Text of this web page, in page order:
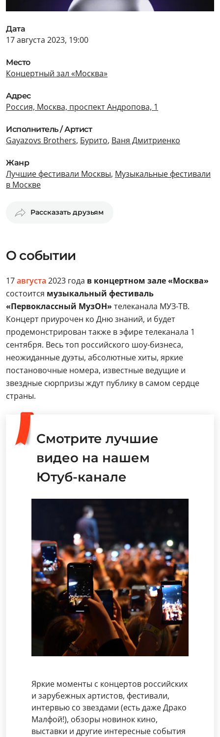
Дата
17 августа 2023, 19:00
Место
Концертный зал «Москва»
Адрес
Россия, Москва, проспект Андропова, 1
Исполнитель / Артист
Gayazovs Brothers, Бурито, Ваня Дмитриенко
Жанр
Лучшие фестивали Москвы, Музыкальные фестивали
в Москве
Рассказать друзьям
О событии
17августа 2023 года в концертном зале «Москва»
состоится музыкальный фестиваль
«Первоклассный МузОН» телеканала МУЗ-ТВ.
Концерт приурочен ко Дню знаний, и будет
продемонстрирован также в эфире телеканала 1
сентября. Весь топ российского шоу-бизнеса,
неожиданные дуэты, абсолютные хиты, яркие
постановочные номера, известные ведущие и
звездные сюрпризы ждут публику в самом сердце
страны.
Смотрите лучшие
видео на нашем
Ютуб-канале
Яркие моменты с концертов российских
и зарубежных артистов, фестивали,
интервью со звездами (есть даже Драко
Малфой!), обзоры новинок кино,
выставки и другие интересные события